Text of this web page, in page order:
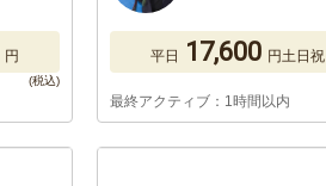
円 平日 17,600 円土日祝
最終アクティブ：1時間以内